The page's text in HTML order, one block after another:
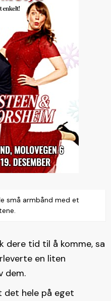
små armbånd med et
dere tid til å komme, sa
en liten
dem.
det hele på eget